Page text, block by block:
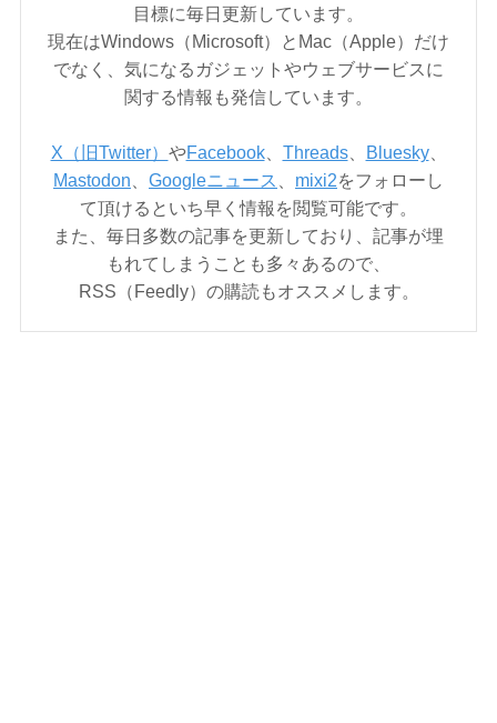
目標に毎日更新しています。
現在はWindows（Microsoft）とMac（Apple）だけ
でなく、気になるガジェットやウェブサービスに
関する情報も発信しています。
X（旧Twitter） やFacebook、 Threads、 Bluesky、
Mastodon
Googleニュース mixi2をフォローし
て頂けるといち早く情報を閲覧可能です。
また、毎日多数の記事を更新しており、記事が埋
もれてしまうことも多々あるので、
RSS（Feedly）の購読もオススメします。